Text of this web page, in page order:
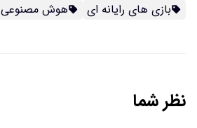
بازی های رایانه ای هوش مصنوعی
نظر شما